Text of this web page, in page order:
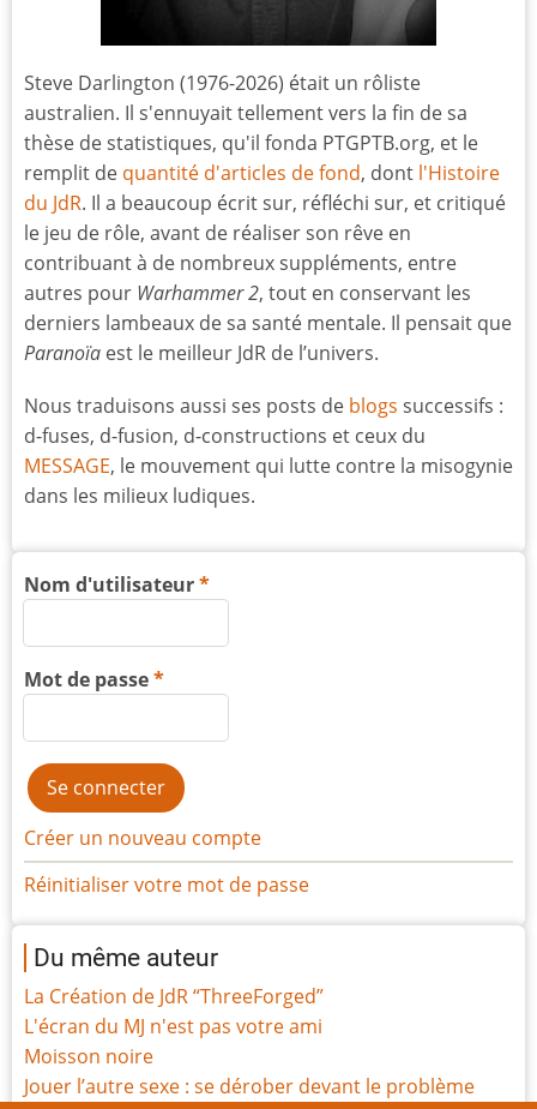
Steve Darlington (1976-2026) était un rôliste
australien. Il s'ennuyait tellement vers la fin de sa
thèse de statistiques, qu'il fonda PTGPTB.org, et le
remplit de quantité d'articles de fond, dont l'Histoire
du JdR. Il a beaucoup écrit sur, réfléchi sur, et critiqué
le jeu de rôle, avant de réaliser son rêve en
contribuant à de nombreux suppléments, entre
autres pour Warhammer 2, tout en conservant les
derniers lambeaux de sa santé mentale. Il pensait que
Paranoïa est le meilleur JdR de l’univers.
Nous traduisons aussi ses posts de blogs successifs :
d-fuses, d-fusion, d-constructions et ceux du
MESSAGE, le mouvement qui lutte contre la misogynie
dans les milieux ludiques.
Nom d'utilisateur
Mot de passe
Créer un nouveau compte
Réinitialiser votre mot de passe
Du même auteur
La Création de JdR “ThreeForged”
L'écran du MJ n'est pas votre ami
Moisson noire
Jouer l’autre sexe : se dérober devant le problème